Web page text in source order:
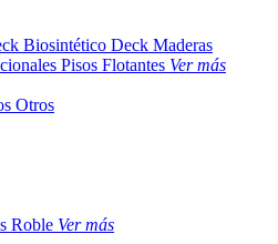
Biosintético Deck Maderas
Pisos Flotantes Ver más
Otros
Roble Ver más